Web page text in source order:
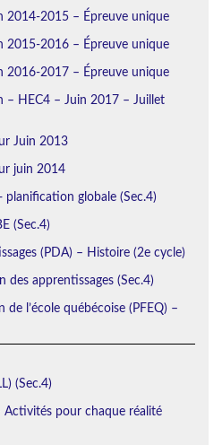
2014-2015 – Épreuve unique
2015-2016 – Épreuve unique
2016-2017 – Épreuve unique
– HEC4 – Juin 2017 – Juillet
Juin 2013
juin 2014
planification globale (Sec.4)
(Sec.4)
(PDA) – Histoire (2e cycle)
des apprentissages (Sec.4)
l’école québécoise (PFEQ) –
(Sec.4)
Activités pour chaque réalité